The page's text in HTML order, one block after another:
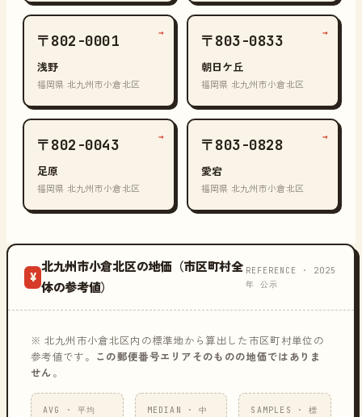
〒802-0001
浅野
福岡県 北九州市小倉北区
→ 〒803-0833
朝日ケ丘
福岡県 北九州市小倉北区
→
〒802-0043
足原
福岡県 北九州市小倉北区
→ 〒803-0828
愛宕
福岡県 北九州市小倉北区
→
¥
北九州市小倉北区の地価（市区町村全
体の参考値）
REFERENCE · 2025
年 公示
※ 北九州市小倉北区内の標準地から算出した市区町村単位の
参考値です。
この郵便番号エリアそのものの地価ではありま
せん 。
AVG · 平均
MEDIAN · 中
SAMPLES · 標